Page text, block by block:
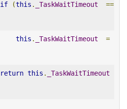
if (this . _TaskWaitTimeout ==
this . _TaskWaitTimeout =
return this . _TaskWaitTimeout